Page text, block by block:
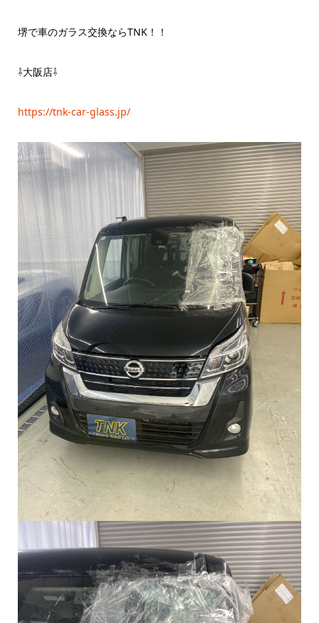
堺で車のガラス交換ならTNK！！
⇩大阪店⇩
https://tnk-car-glass.jp/